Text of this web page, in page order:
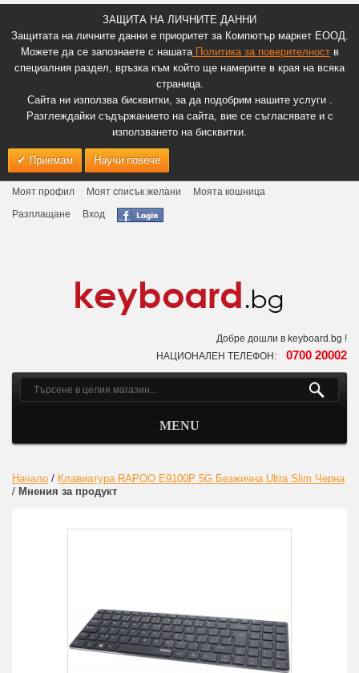
ЗАЩИТА НА ЛИЧНИТЕ ДАННИ
Защитата на личните данни е приоритет за Компютър маркет ЕООД.
Можете да се запознаете с нашатаПолитика за поверителноств
специалния раздел, връзка към който ще намерите в края на всяка
страница.
Сайта ни използва бисквитки, за да подобрим нашите услуги .
Разглеждайки съдържанието на сайта, вие се съгласявате и с
използването на бисквитки.
Приемам Научи повече
Моят профил Моят списък желани
Моята кошница
Разплащане
Вход
Добре дошли в keyboard.bg !
НАЦИОНАЛЕН ТЕЛЕФОН: 0700 20002
MENU
Начало / Клавиатура RAPOO E9100P 5G Безжична Ultra Slim Черна
/ Мнения за продукт